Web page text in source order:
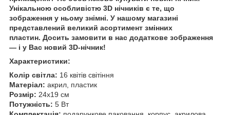
Унікальною особливістю 3D нічників є те, що
зображення у ньому знімні. У нашому магазині
представлений великий асортимент змінних
пластин. Досить замовити в нас додаткове зображення
— і у Вас новий 3D-нічник!
Характеристики:
Колір світла: 16 квітів світіння
Матеріал: акрил, пластик
Розмір: 24х19 см
Потужність: 5 Вт